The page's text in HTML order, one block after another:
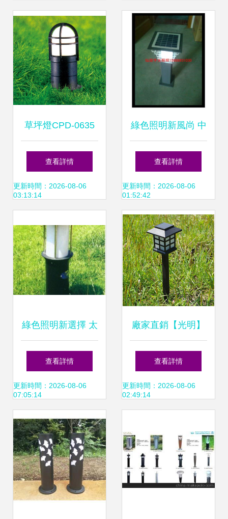
草坪燈CPD-0635
點亮自然之美，守
護庭院夜色
查看詳情
更新時間：2026-08-06
03:13:14
綠色照明新風尚 中
山與遼寧太陽能草
坪燈的對比與選擇
查看詳情
更新時間：2026-08-06
01:52:42
綠色照明新選擇 太
陽能草坪燈點亮你
的戶外空間
查看詳情
更新時間：2026-08-06
07:05:14
廠家直銷【光明】
草坪燈 點亮廣場與
小區(qū)的綠色之
查看詳情
更新時間：2026-08-06
02:49:14